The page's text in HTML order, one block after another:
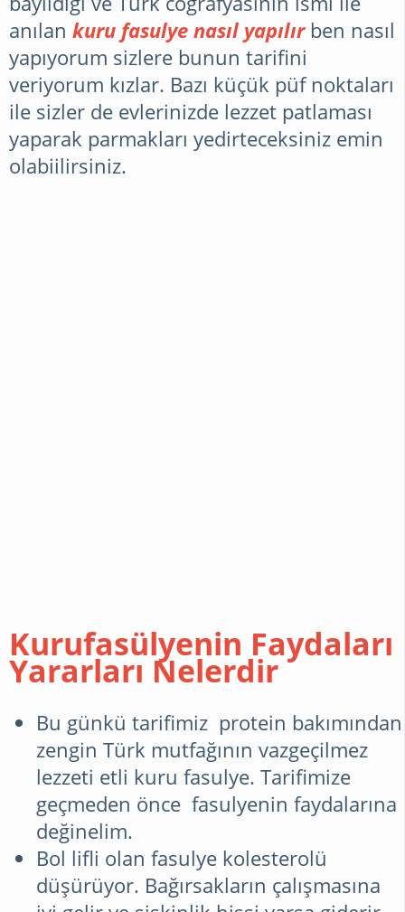
PRATIK
BILGILER
SAÇ
anılan kuru fasulye nasıl yapılırben nasıl
yapıyorum sizlere bunun tarifini
veriyorum kızlar. Bazı küçük püf noktaları
ile sizler de evlerinizde lezzet patlaması
yaparak parmakları yedirteceksiniz emin
olabiilirsiniz.
Kurufasülyenin Faydaları
Yararları Nelerdir
Bu günkü tarifimiz protein bakımından
zengin Türk mutfağının vazgeçilmez
lezzeti etli kuru fasulye. Tarifimize
geçmeden önce fasulyenin faydalarına
değinelim.
Bol lifli olan fasulye kolesterolü
düşürüyor. Bağırsakların çalışmasına